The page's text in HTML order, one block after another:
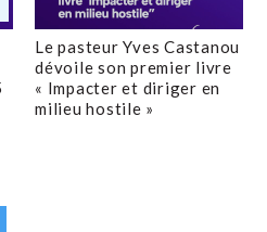
Le pasteur Yves Castanou
dévoile son premier livre
« Impacter et diriger en
milieu hostile »